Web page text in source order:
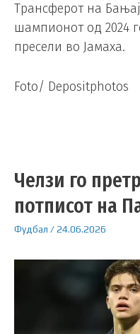
Трансферот на
шампионот од 2024
пресели во Јамаха.
Foto/ Depositphotos
Челзи го
потписот на
Фудбал /24.06.2026